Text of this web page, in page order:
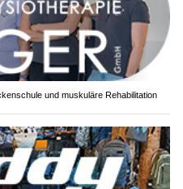
und muskuläre Rehabilitation